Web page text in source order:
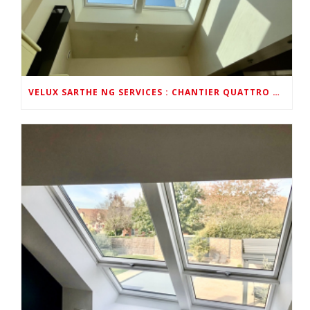
VELUX SARTHE NG SERVICES : CHANTIER QUATTRO VELUX EN VIDÉO PAR VELUX FRANCE